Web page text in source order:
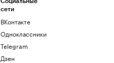
сети
ВКонтакте
Одноклассники
Telegram
Дзен